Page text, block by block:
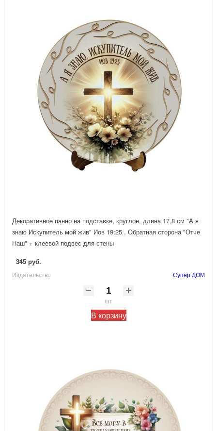
Декоративное панно на подставке, круглое, длина 17,8 см "А я
знаю Искупитель мой жив" Иов 19:25 . Обратная сторона "Отче
Наш" + клеевой подвес для стены
345 руб.
Издательство Супер ДОМ
шт
В корзину